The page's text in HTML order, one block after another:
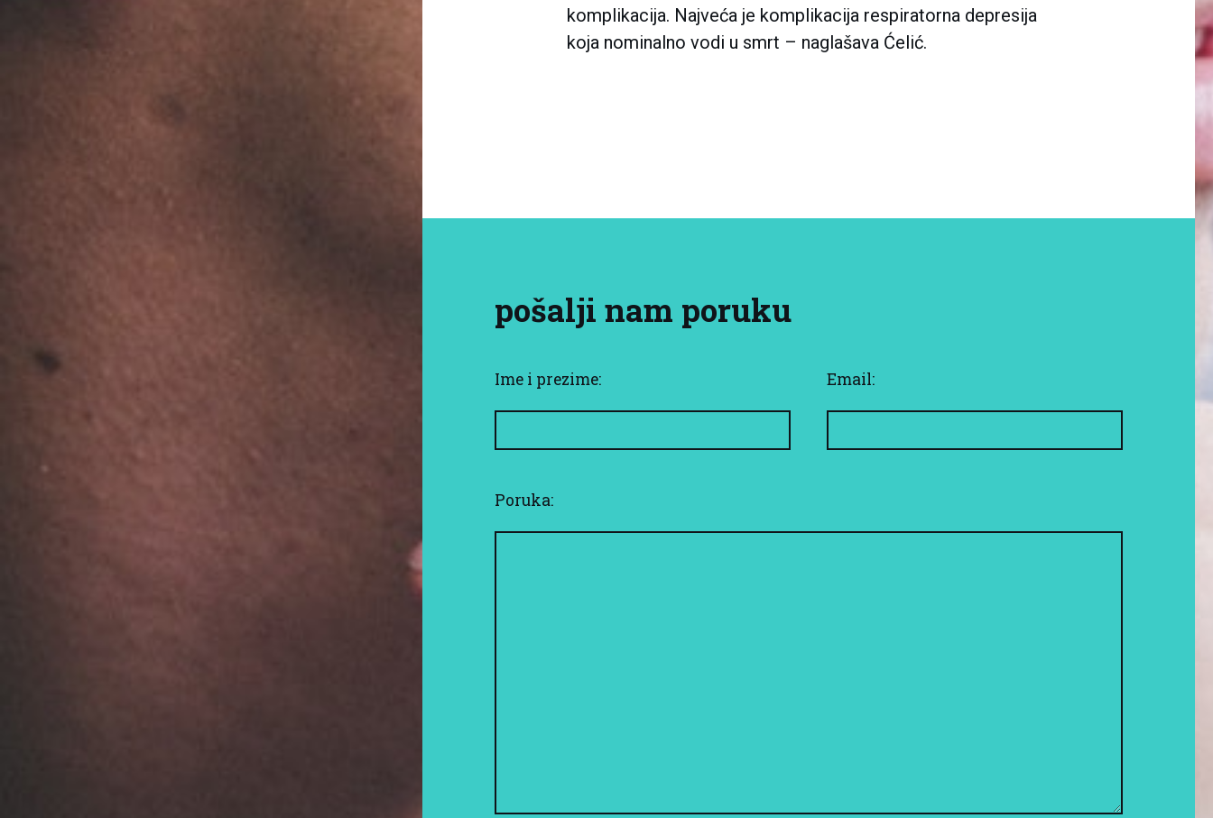
komplikacija. Najveća je komplikacija respiratorna depresija
koja nominalno vodi u smrt – naglašava Ćelić.
pošalji nam poruku
Ime i prezime: Email:
Poruka: